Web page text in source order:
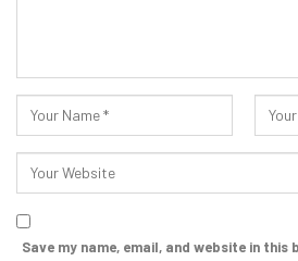
Save my name, email, and website in